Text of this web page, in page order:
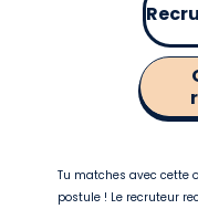
Tu matches avec cette
postule ! Le recruteur